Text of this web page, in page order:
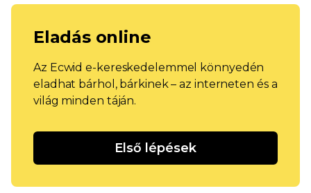
Eladás online
Az Ecwid e-kereskedelemmel könnyedén
eladhat bárhol, bárkinek – az interneten és a
világ minden táján.
Első lépések